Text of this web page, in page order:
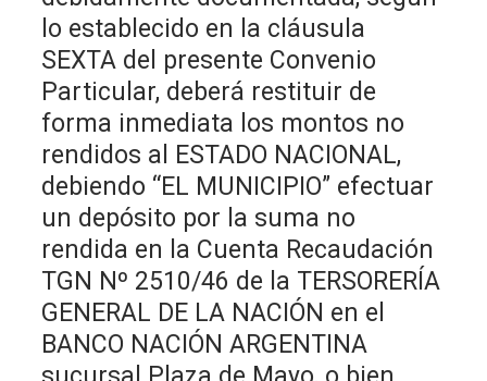
lo establecido en la cláusula
SEXTA del presente Convenio
Particular, deberá restituir de
forma inmediata los montos no
rendidos al ESTADO NACIONAL,
debiendo “EL MUNICIPIO” efectuar
un depósito por la suma no
rendida en la Cuenta Recaudación
TGN Nº 2510/46 de la TERSORERÍA
GENERAL DE LA NACIÓN en el
BANCO NACIÓN ARGENTINA